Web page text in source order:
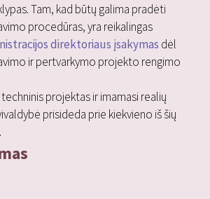
Tam, kad būtų galima pradėti
procedūras, yra reikalingas
direktoriaus įsakymas dėl
ir pertvarkymo projekto rengimo
projektas ir imamasi realių
prisideda prie kiekvieno iš šių